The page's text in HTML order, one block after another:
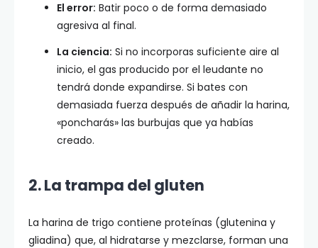
El error: Batir poco o de forma demasiado
agresiva al final.
La ciencia: Si no incorporas suficiente aire al
inicio, el gas producido por el leudante no
tendrá donde expandirse. Si bates con
demasiada fuerza después de añadir la harina,
«poncharás» las burbujas que ya habías
creado.
2. La trampa del gluten
La harina de trigo contiene proteínas (glutenina y
gliadina) que, al hidratarse y mezclarse, forman una